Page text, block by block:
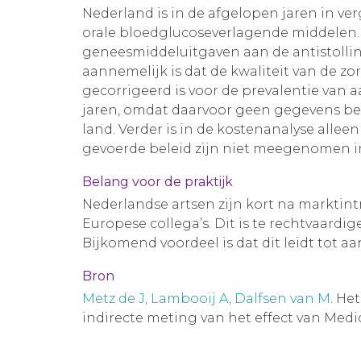
Nederland is in de afgelopen jaren in
orale bloedglucoseverlagende
geneesmiddeluitgaven aan de
aannemelijk is dat de kwaliteit van de
gecorrigeerd is voor de prevalentie van
jaren, omdat daarvoor geen gegevens
land. Verder is in de kostenanalyse
gevoerde beleid zijn niet meegenomen
Belang voor de praktijk
Nederlandse artsen zijn kort na
Europese collega’s. Dit is te
Bijkomend voordeel is dat dit leidt tot
Bron
Metz de J, Lambooij A, Dalfsen van M.
indirecte meting van het effect van